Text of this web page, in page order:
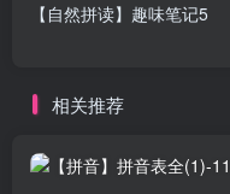
【自然拼读】趣味笔记5
相关推荐